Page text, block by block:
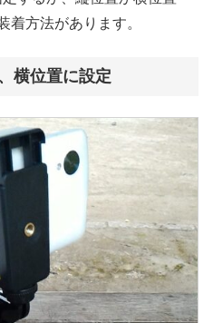
着方法があります。
横位置に設定